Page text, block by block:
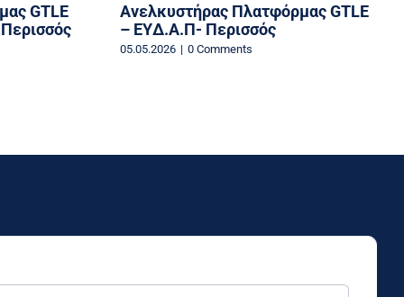
GTLE
Ανελκυστήρας Πλατφόρμας GTLE
– EYΔ.Α.Π- Περισσός
05.05.2026 | 0 Comments